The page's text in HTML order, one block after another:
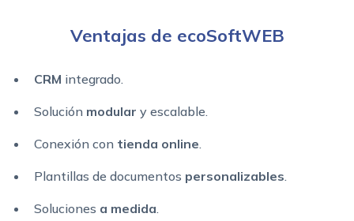
Ventajas de ecoSoftWEB
CRM integrado.
Solución modular y escalable.
Conexión con tienda online.
Plantillas de documentos personalizables.
Soluciones a medida.